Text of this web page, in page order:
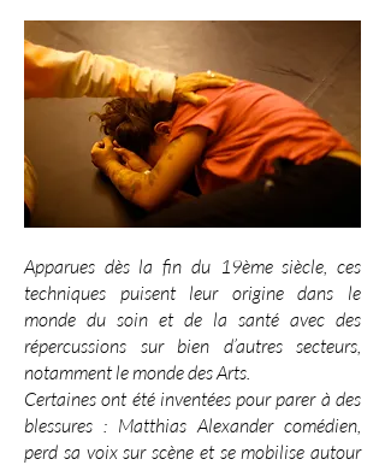
Apparues dès la fin du 19ème siècle, ces
techniques puisent leur origine dans le
monde du soin et de la santé avec des
répercussions sur bien d’autres secteurs,
notamment le monde des Arts.
Certaines ont été inventées pour parer à des
blessures : Matthias Alexander comédien,
perd sa voix sur scène et se mobilise autour